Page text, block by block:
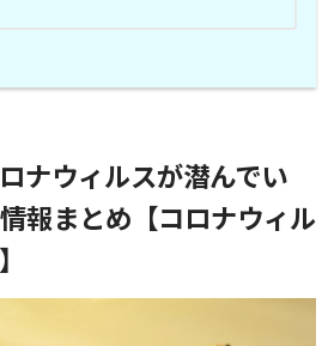
ナウィルスが潜んでい
報まとめ【コロナウィル